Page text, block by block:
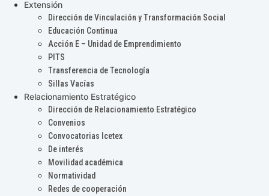
Extensión
Dirección de Vinculación y Transformación Social
Educación Continua
Acción E – Unidad de Emprendimiento
PITS
Transferencia de Tecnología
Sillas Vacías
Relacionamiento Estratégico
Dirección de Relacionamiento Estratégico
Convenios
Convocatorias Icetex
De interés
Movilidad académica
Normatividad
Redes de cooperación